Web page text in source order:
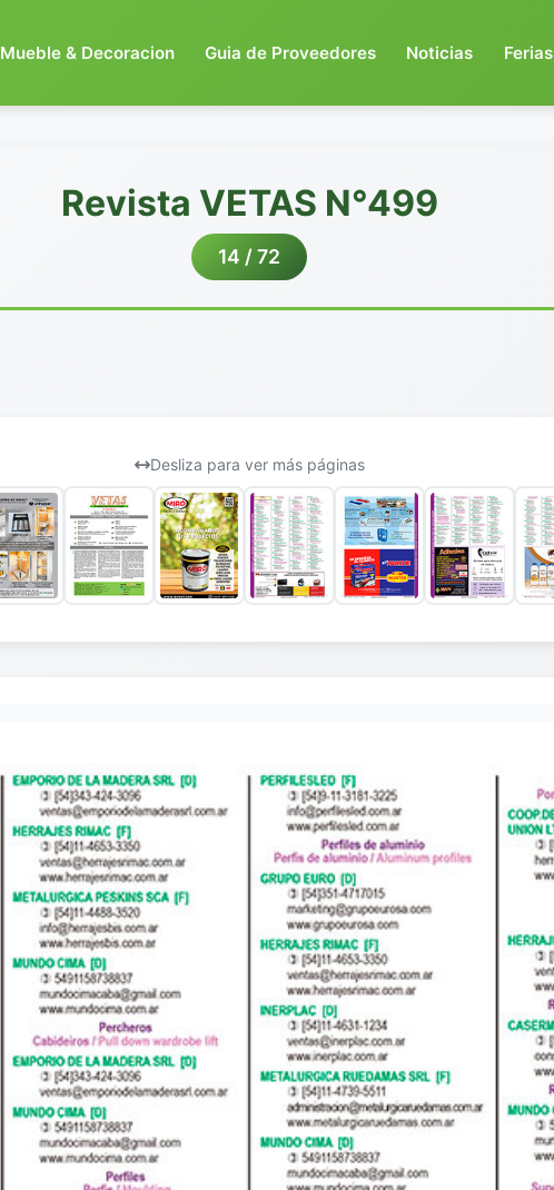
Mueble & Decoracion Guia de Proveedores Noticias Ferias
Revista VETAS N°499
14 / 72
Desliza para ver más páginas